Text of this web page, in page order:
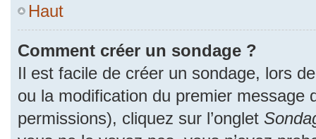
Haut
Comment créer un sondage ?
Il est facile de créer un sondage, lors
ou la modification du premier message
permissions), cliquez sur l’onglet